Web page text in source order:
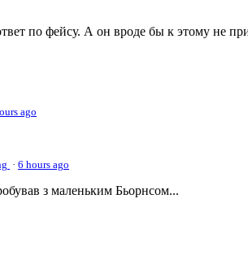
по фейсу. А он вроде бы к этому не
ago
· 6 hours ago
з маленьким Бьорнсом...